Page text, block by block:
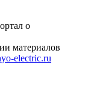
о
материалов
electric.ru